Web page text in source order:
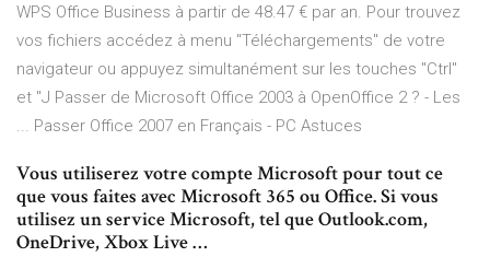
WPS Office Business à partir de 48.47 € par an. Pour trouvez
vos fichiers accédez à menu "Téléchargements" de votre
navigateur ou appuyez simultanément sur les touches "Ctrl"
et "J Passer de Microsoft Office 2003 à OpenOffice 2 ? - Les
... Passer Office 2007 en Français - PC Astuces
Vous utiliserez votre compte Microsoft pour tout ce
que vous faites avec Microsoft 365 ou Office. Si vous
utilisez un service Microsoft, tel que Outlook.com,
OneDrive, Xbox Live …